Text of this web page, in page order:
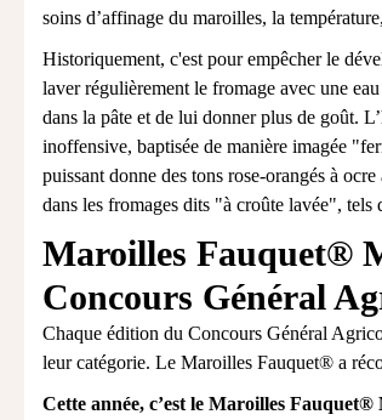
soins d’affinage du maroilles, la
Historiquement, c'est pour empêcher le
laver régulièrement le fromage avec une
dans la pâte et de lui donner plus de goût.
inoffensive, baptisée de manière imagée
puissant donne des tons rose-orangés à
dans les fromages dits "à croûte lavée", tels
Maroilles Fauquet®
Concours Général
Chaque édition du Concours Général
leur catégorie. Le Maroilles Fauquet® a
Cette année, c’est le Maroilles Fauquet®